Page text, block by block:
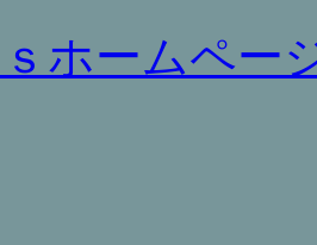
ホームペー